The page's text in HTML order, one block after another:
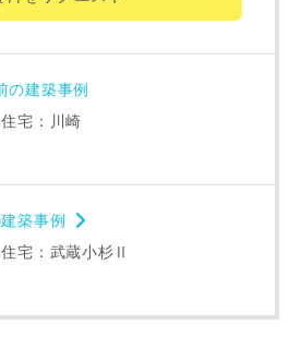
の建築事例
宅：川崎
築事例
宅：武蔵小杉Ⅱ
万円